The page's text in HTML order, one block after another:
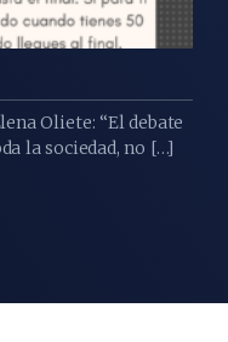
Oliete: “El debate
la sociedad, no […]